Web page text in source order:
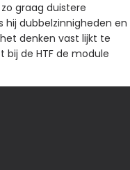
graag duistere
dubbelzinnigheden en
denken vast lijkt te
de HTF de module